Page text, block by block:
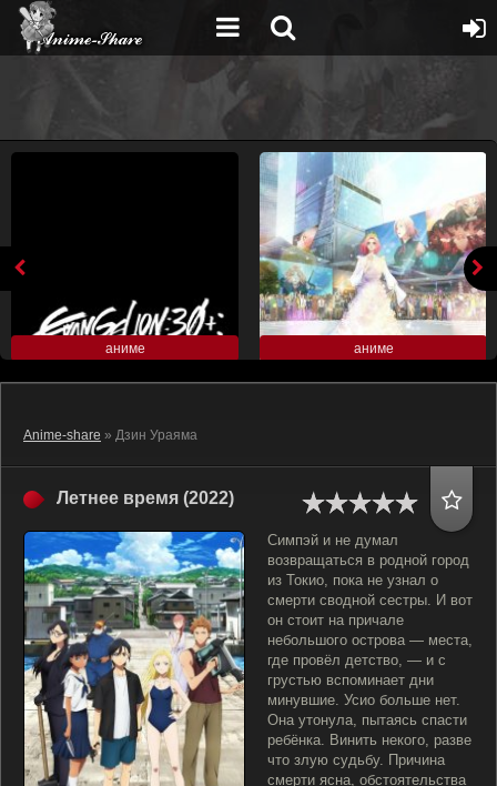
аниме аниме
Anime-share » Дзин Ураяма
Летнее время (2022)
Симпэй и не думал
возвращаться в родной город
из Токио, пока не узнал о
смерти сводной сестры. И вот
он стоит на причале
небольшого острова — места,
где провёл детство, — и с
грустью вспоминает дни
минувшие. Усио больше нет.
Она утонула, пытаясь спасти
ребёнка. Винить некого, разве
что злую судьбу. Причина
смерти ясна, обстоятельства